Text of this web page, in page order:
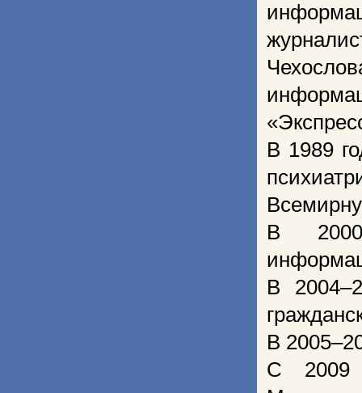
В 1989
В
В
В
С 2009